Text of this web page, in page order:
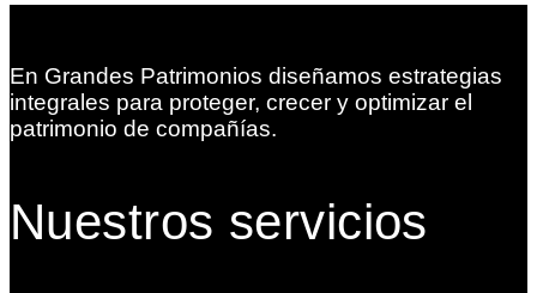
En Grandes Patrimonios diseñamos estrategias
integrales para proteger, crecer y optimizar el
patrimonio de compañías.
Nuestros servicios